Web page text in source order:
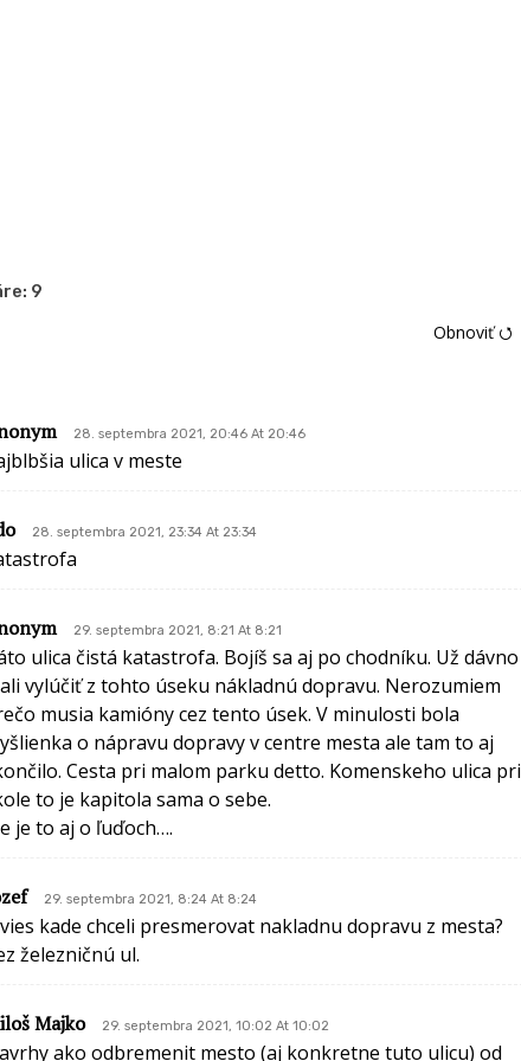
9
Obnoviť ⭯
28. septembra 2021, 20:46 At 20:46
ulica v meste
28. septembra 2021, 23:34 At 23:34
29. septembra 2021, 8:21 At 8:21
ulica čistá katastrofa. Bojíš sa aj po chodníku. Už dávno
vylúčiť z tohto úseku nákladnú dopravu. Nerozumiem
musia kamióny cez tento úsek. V minulosti bola
o nápravu dopravy v centre mesta ale tam to aj
Cesta pri malom parku detto. Komenskeho ulica pri
to je kapitola sama o sebe.
je to aj o ľuďoch….
29. septembra 2021, 8:24 At 8:24
kade chceli presmerovat nakladnu dopravu z mesta?
železničnú ul.
Majko 29. septembra 2021, 10:02 At 10:02
ako odbremenit mesto (aj konkretne tuto ulicu) od